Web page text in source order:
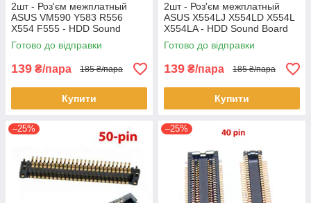
2шт - Роз'єм межплатный
ASUS VM590 Y583 R556
X554 F555 - HDD Sound
Board
Готово до відправки
139 ₴/пара 185 ₴/пара
Купити
2шт - Роз'єм межплатный
ASUS X554LJ X554LD X554L
X554LA - HDD Sound Board
Готово до відправки
139 ₴/пара 185 ₴/пара
Купити
–25% –25%